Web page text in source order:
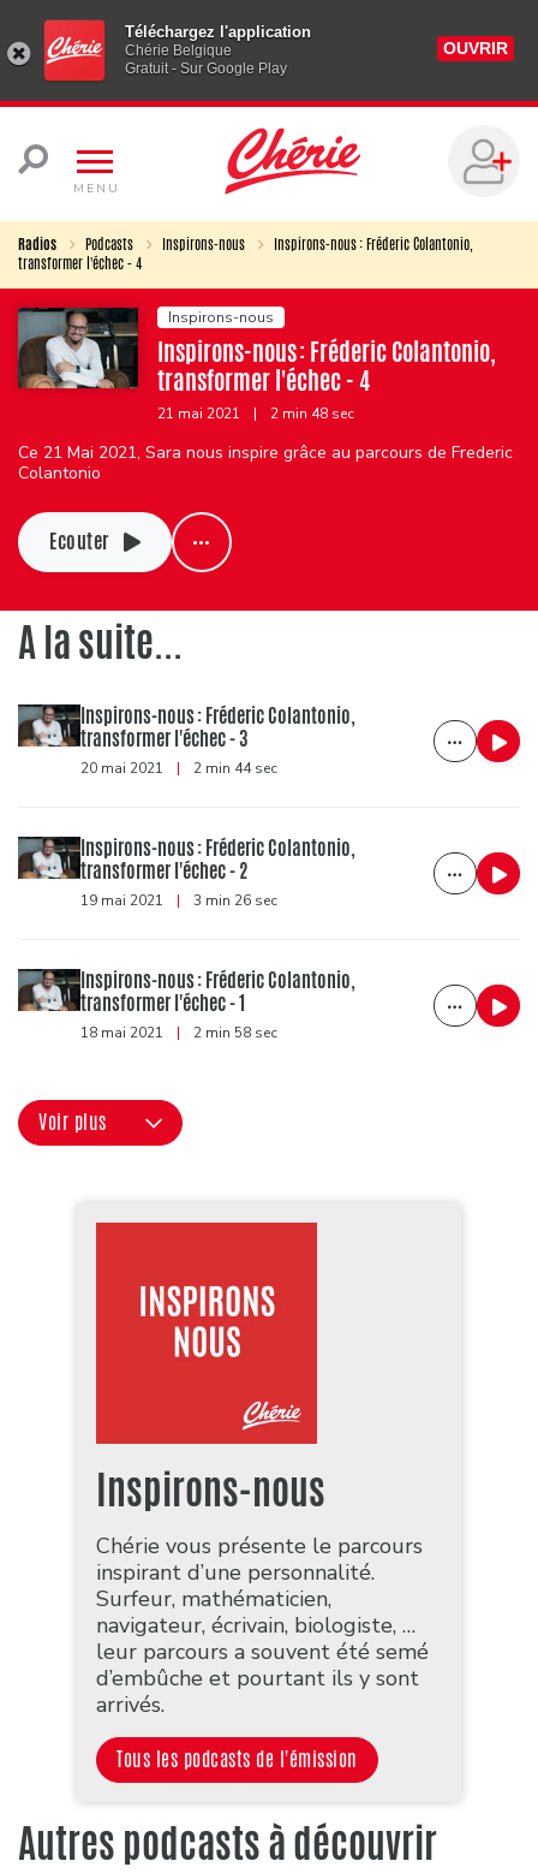
Téléchargez l'application
Chérie Belgique
Gratuit - Sur Google Play
OUVRIR
MENU
Radios Podcasts Inspirons-nous
Inspirons-nous : Fréderic Colantonio,
transformer l'échec - 4
Inspirons-nous
Inspirons-nous : Fréderic Colantonio,
transformer l'échec - 4
21 mai 2021 | 2 min 48 sec
Ce 21 Mai 2021, Sara nous inspire grâce au parcours de Frederic
Colantonio
Ecouter
A la suite...
Inspirons-nous : Fréderic Colantonio,
transformer l'échec - 3
20 mai 2021 | 2 min 44 sec
Inspirons-nous : Fréderic Colantonio,
transformer l'échec - 2
19 mai 2021 | 3 min 26 sec
Inspirons-nous : Fréderic Colantonio,
transformer l'échec - 1
18 mai 2021 | 2 min 58 sec
Voir plus
Inspirons-nous
Chérie vous présente le parcours
inspirant d’une personnalité.
Surfeur, mathématicien,
navigateur, écrivain, biologiste, …
leur parcours a souvent été semé
d’embûche et pourtant ils y sont
arrivés.
Tous les podcasts de l'émission
Autres podcasts à découvrir